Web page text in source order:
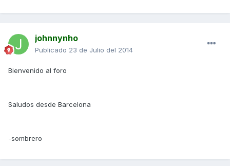
johnnynho
Publicado 23 de Julio del 2014
Bienvenido al foro
Saludos desde Barcelona
-sombrero